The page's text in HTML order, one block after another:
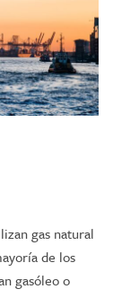
gas natural
de los
gasóleo o